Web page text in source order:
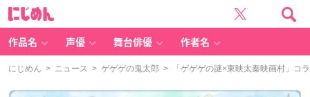
作品名 声優 舞台俳優 作者名
にじめん > ニュース > ゲゲゲの鬼太郎 > 「ゲゲゲの謎×東映太秦映画村」コ